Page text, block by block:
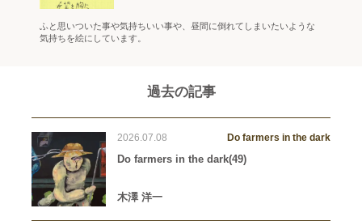
ふと思いついた事や気持ちいい事や、昼間に倒れてしまいたいような
気持ちを絵にしています。
過去の記事
2026.07.08 Do farmers in the dark
Do farmers in the dark(49)
木澤 洋一